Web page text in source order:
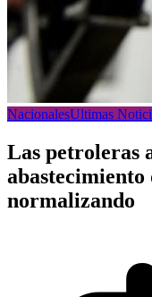
NacionalesUltimas
Las petroleras
abastecimiento
normalizando